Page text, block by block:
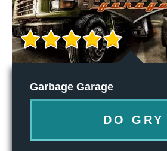
Garbage Garage
DO GRY